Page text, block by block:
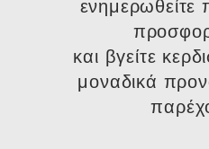
ενημερωθείτε
και βγείτε
μοναδικά